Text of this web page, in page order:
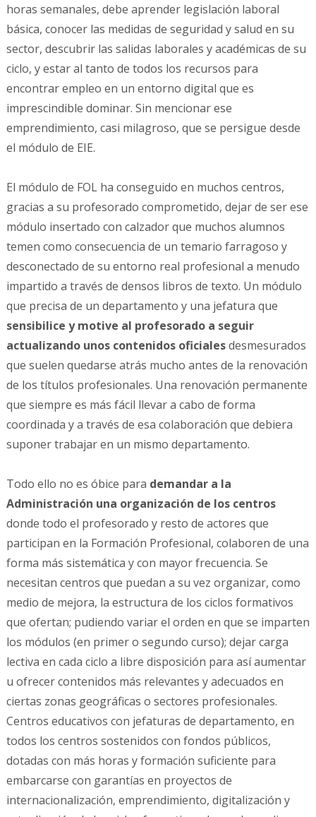
horas semanales, debe aprender legislación laboral
básica, conocer las medidas de seguridad y salud en su
sector, descubrir las salidas laborales y académicas de su
ciclo, y estar al tanto de todos los recursos para
encontrar empleo en un entorno digital que es
imprescindible dominar. Sin mencionar ese
emprendimiento, casi milagroso, que se persigue desde
el módulo de EIE.
El módulo de FOL ha conseguido en muchos centros,
gracias a su profesorado comprometido, dejar de ser ese
módulo insertado con calzador que muchos alumnos
temen como consecuencia de un temario farragoso y
desconectado de su entorno real profesional a menudo
impartido a través de densos libros de texto. Un módulo
que precisa de un departamento y una jefatura que
sensibilice y motive al profesorado a seguir
actualizando unos contenidos oficialesdesmesurados
que suelen quedarse atrás mucho antes de la renovación
de los títulos profesionales. Una renovación permanente
que siempre es más fácil llevar a cabo de forma
coordinada y a través de esa colaboración que debiera
suponer trabajar en un mismo departamento.
Todo ello no es óbice para demandar a la
Administración una organización de los centros
donde todo el profesorado y resto de actores que
participan en la Formación Profesional, colaboren de una
forma más sistemática y con mayor frecuencia. Se
necesitan centros que puedan a su vez organizar, como
medio de mejora, la estructura de los ciclos formativos
que ofertan; pudiendo variar el orden en que se imparten
los módulos (en primer o segundo curso); dejar carga
lectiva en cada ciclo a libre disposición para así aumentar
u ofrecer contenidos más relevantes y adecuados en
ciertas zonas geográficas o sectores profesionales.
Centros educativos con jefaturas de departamento, en
todos los centros sostenidos con fondos públicos,
dotadas con más horas y formación suficiente para
embarcarse con garantías en proyectos de
internacionalización, emprendimiento, digitalización y